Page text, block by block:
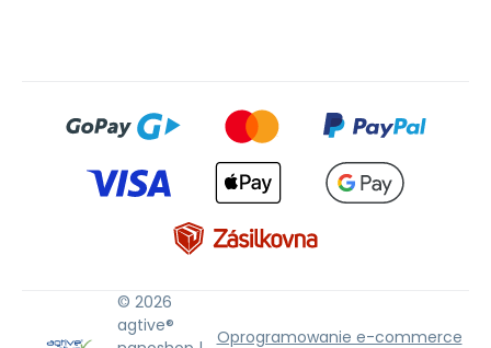
© 2026
agtive®
Oprogramowanie e-commerce